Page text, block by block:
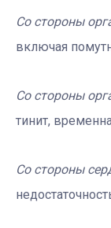
Со стороны
включая
Со стороны
тинит,
Со стороны